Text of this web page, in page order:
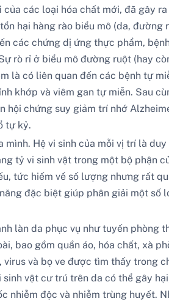
các loại hóa chất mới, đã gây
hại hàng rào biểu mô (da,
các chứng dị ứng thực phẩm,
rò rỉ ở biểu mô đường ruột (hay
là có liên quan đến các bệnh tự
khớp và viêm gan tự miễn. Sau
chứng suy giảm trí nhớ
tự kỷ.
Hệ vi sinh của mỗi vị trí là
tỷ vi sinh vật trong một bộ phận
tức hiếm về số lượng nhưng rất
đặc biệt giúp phân giải một số
làn da phục vụ như tuyến phòng
bao gồm quần áo, hóa chất, xà
và bọ ve được tìm thấy trong
vật cư trú trên da có thể gây
nhiễm độc và nhiễm trùng huyết.